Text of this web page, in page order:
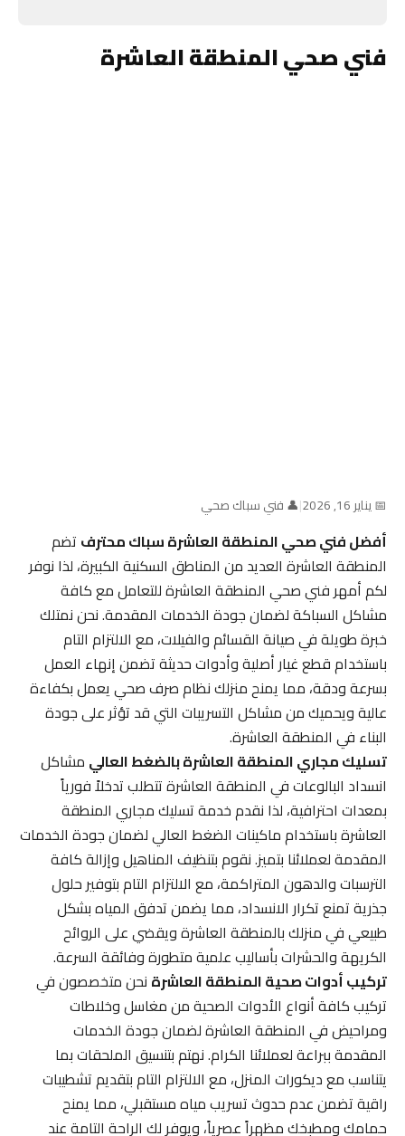
فني صحي المنطقة العاشرة
📅 يناير 16, 2026 |👤 فني سباك صحي
أفضل فني صحي المنطقة العاشرة سباك محترفتضم
المنطقة العاشرة العديد من المناطق السكنية الكبيرة، لذا نوفر
لكم أمهر فني صحي المنطقة العاشرة للتعامل مع كافة
مشاكل السباكة لضمان جودة الخدمات المقدمة. نحن نمتلك
خبرة طويلة في صيانة القسائم والفيلات، مع الالتزام التام
باستخدام قطع غيار أصلية وأدوات حديثة تضمن إنهاء العمل
بسرعة ودقة، مما يمنح منزلك نظام صرف صحي يعمل بكفاءة
عالية ويحميك من مشاكل التسريبات التي قد تؤثر على جودة
البناء في المنطقة العاشرة.
تسليك مجاري المنطقة العاشرة بالضغط العاليمشاكل
انسداد البالوعات في المنطقة العاشرة تتطلب تدخلاً فورياً
بمعدات احترافية، لذا نقدم خدمة تسليك مجاري المنطقة
العاشرة باستخدام ماكينات الضغط العالي لضمان جودة الخدمات
المقدمة لعملائنا بتميز. نقوم بتنظيف المناهيل وإزالة كافة
الترسبات والدهون المتراكمة، مع الالتزام التام بتوفير حلول
جذرية تمنع تكرار الانسداد، مما يضمن تدفق المياه بشكل
طبيعي في منزلك بالمنطقة العاشرة ويقضي على الروائح
الكريهة والحشرات بأساليب علمية متطورة وفائقة السرعة.
تركيب أدوات صحية المنطقة العاشرةنحن متخصصون في
تركيب كافة أنواع الأدوات الصحية من مغاسل وخلاطات
ومراحيض في المنطقة العاشرة لضمان جودة الخدمات
المقدمة ببراعة لعملائنا الكرام. نهتم بتنسيق الملحقات بما
يتناسب مع ديكورات المنزل، مع الالتزام التام بتقديم تشطيبات
راقية تضمن عدم حدوث تسريب مياه مستقبلي، مما يمنح
حمامك ومطبخك مظهراً عصرياً، ويوفر لك الراحة التامة عند